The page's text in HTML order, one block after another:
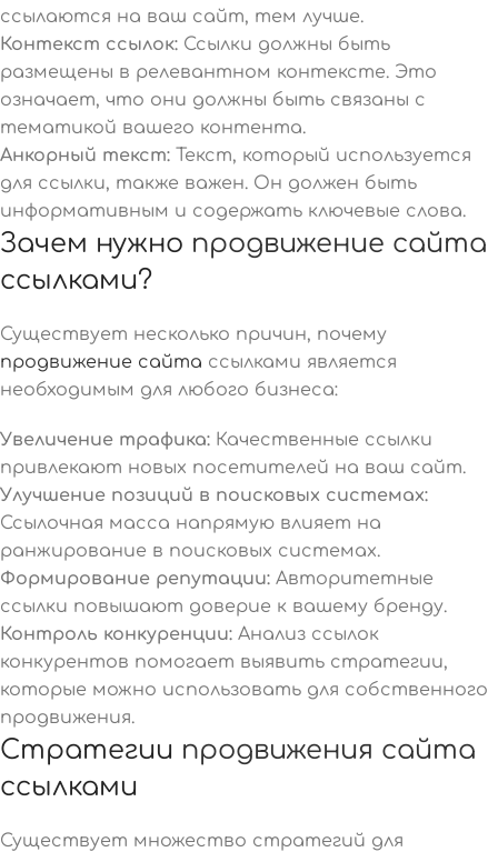
ссылаются на ваш сайт, тем лучше.
Контекст ссылок: Ссылки должны быть
размещены в релевантном контексте. Это
означает, что они должны быть связаны с
тематикой вашего контента.
Анкорный текст: Текст, который используется
для ссылки, также важен. Он должен быть
информативным и содержать ключевые слова.
Зачем нужно продвижение сайта
ссылками?
Существует несколько причин, почему
продвижение сайта ссылками является
необходимым для любого бизнеса:
Увеличение трафика: Качественные ссылки
привлекают новых посетителей на ваш сайт.
Улучшение позиций в поисковых системах:
Ссылочная масса напрямую влияет на
ранжирование в поисковых системах.
Формирование репутации: Авторитетные
ссылки повышают доверие к вашему бренду.
Контроль конкуренции: Анализ ссылок
конкурентов помогает выявить стратегии,
которые можно использовать для собственного
продвижения.
Стратегии продвижения сайта
ссылками
Существует множество стратегий для